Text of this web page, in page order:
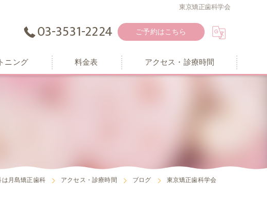
東京矯正歯科学会
03-3531-2224 ご予約はこちら
ニング 料金表 アクセス・診療時間
月島矯正歯科 アクセス・診療時間 ブログ 東京矯正歯科学会